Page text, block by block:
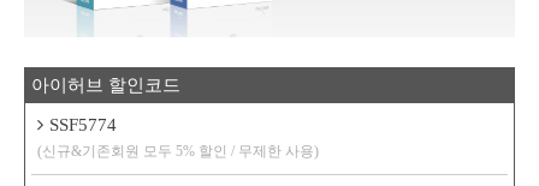
아이허브 할인코드
SSF5774
(신규&기존회원 모두 5% 할인 / 무제한 사용)